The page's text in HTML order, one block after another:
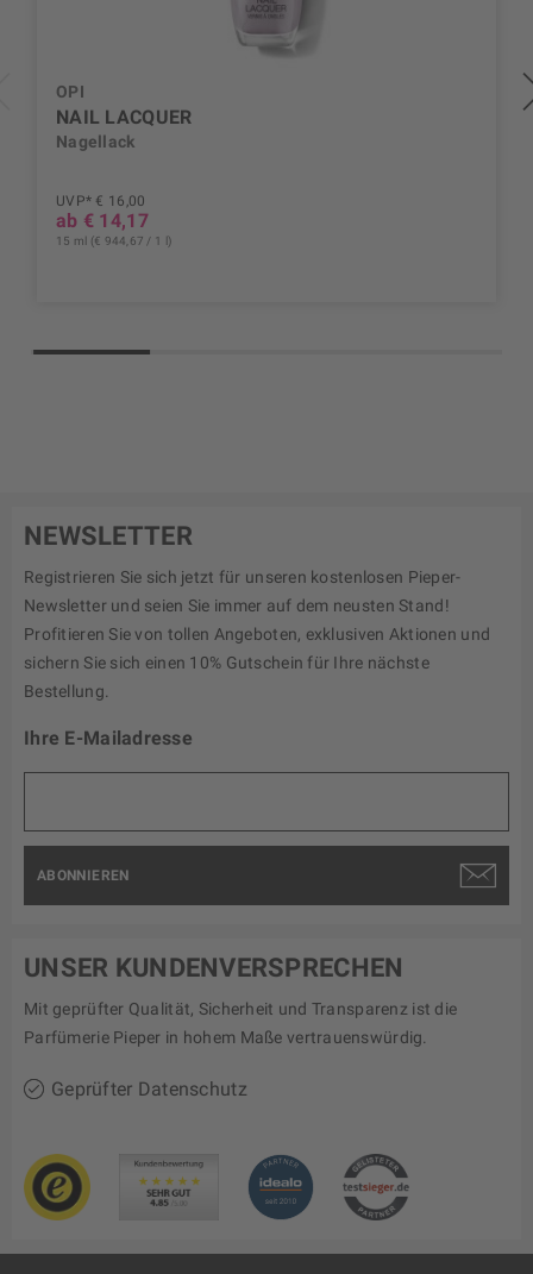
OPI
NAIL LACQUER
Nagellack
UVP* € 16,00
ab € 14,17
15 ml (€ 944,67 / 1 l)
NEWSLETTER
Registrieren Sie sich jetzt für unseren kostenlosen Pieper-
Newsletter und seien Sie immer auf dem neusten Stand!
Profitieren Sie von tollen Angeboten, exklusiven Aktionen und
sichern Sie sich einen 10% Gutschein für Ihre nächste
Bestellung.
Ihre E-Mailadresse
ABONNIEREN
UNSER KUNDENVERSPRECHEN
Mit geprüfter Qualität, Sicherheit und Transparenz ist die
Parfümerie Pieper in hohem Maße vertrauenswürdig.
Geprüfter Datenschutz